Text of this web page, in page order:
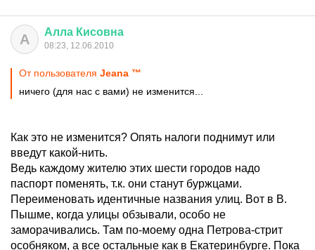
А Алла Кисовна
08:23, 12.06.2010
От пользователя Jeana ™
ничего (для нас с вами) не изменится...
Как это не изменится? Опять налоги поднимут или
введут какой-нить.
Ведь каждому жителю этих шести городов надо
паспорт поменять, т.к. они станут буржцами.
Переименовать идентичные названия улиц. Вот в В.
Пышме, когда улицы обзывали, особо не
заморачивались. Там по-моему одна Петрова-стрит
особняком, а все остальные как в Екатеринбурге. Пока